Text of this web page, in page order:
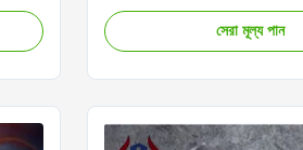
grade carboxymethyl
wholesale price in Chinese
সেরা মূল্য পান